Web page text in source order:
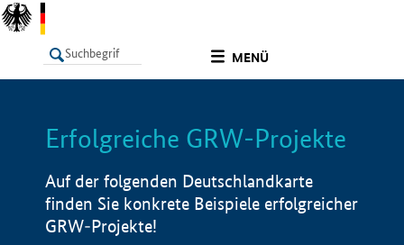
MENÜ
LISTE Info
Erfolgreiche GRW-Projekte
Auf der folgenden Deutschlandkarte
finden Sie konkrete Beispiele erfolgreicher
GRW-Projekte!